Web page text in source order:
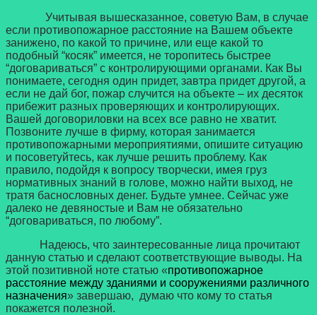
Учитывая вышесказанное, советую Вам, в случае
если противопожарное расстояние на Вашем объекте
занижено, по какой то причине, или еще какой то
подобный “косяк” имеется, не торопитесь быстрее
“договариваться” с контролирующими органами. Как Вы
понимаете, сегодня один придет, завтра придет другой, а
если не дай бог, пожар случится на объекте – их десяток
прибежит разных проверяющих и контролирующих.
Вашей договориловки на всех все равно не хватит.
Позвоните лучше в фирму, которая занимается
противопожарными мероприятиями, опишите ситуацию
и посоветуйтесь, как лучше решить проблему. Как
правило, подойдя к вопросу творчески, имея груз
нормативных знаний в голове, можно найти выход, не
тратя баснословных денег. Будьте умнее. Сейчас уже
далеко не девяностые и Вам не обязательно
“договариваться, по любому”.
Надеюсь, что заинтересованные лица прочитают
данную статью и сделают соответствующие выводы. На
этой позитивной ноте статью «противопожарное
расстояние между зданиями и сооружениями различного
назначения» завершаю, думаю что кому то статья
покажется полезной.